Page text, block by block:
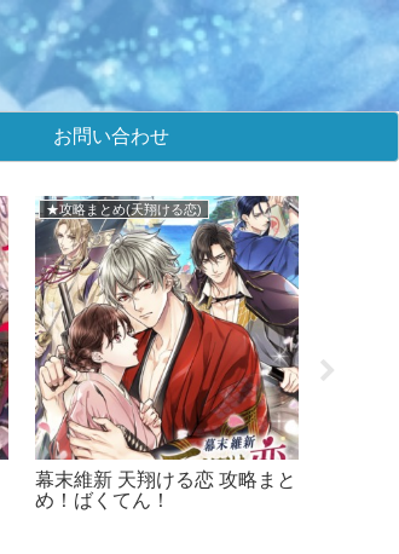
お問い合わせ
★攻略まとめ(イケメンヴィラン)
イケメンヴィラン 攻略まと
め！イケヴィラ！